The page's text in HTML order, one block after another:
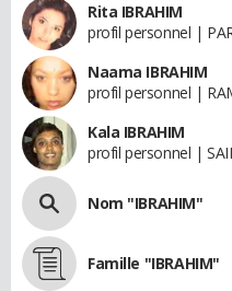
Rita IBRAHIM
profil personnel |
Naama IBRAHIM
profil personnel |
Kala IBRAHIM
profil personnel |
Nom "IBRAHIM"
Famille "IBRAHIM"